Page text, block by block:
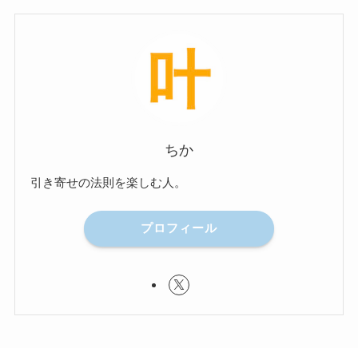
ちか
引き寄せの法則を楽しむ人。
プロフィール